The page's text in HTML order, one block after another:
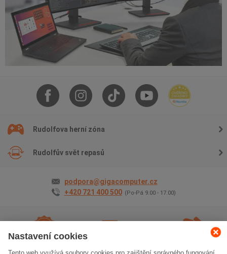
Nastavení cookies
Rudolfova herní zóna
Rudolfův svět repasů
podpora@gigacomputer.cz
+420 721 400 500 (Po-Pá 9.00 - 17.00)